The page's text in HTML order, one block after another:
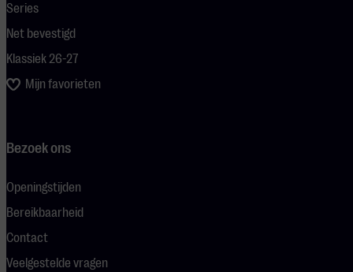
Series
Net bevestigd
Klassiek 26-27
Mijn favorieten
Bezoek ons
Openingstijden
Bereikbaarheid
Contact
Veelgestelde vragen